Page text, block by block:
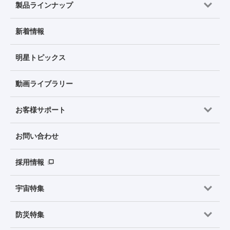
製品ラインナップ
新着情報
明星トピックス
動画ライブラリー
お客様サポート
お問い合わせ
採用情報
宇宙特集
防災特集